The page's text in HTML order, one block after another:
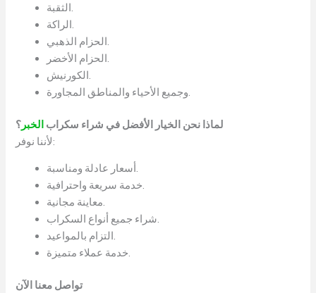
الثقبة.
الراكة.
الحزام الذهبي.
الحزام الأخضر.
الكورنيش.
وجميع الأحياء والمناطق المجاورة.
لماذا نحن الخيار الأفضل في شراء سكراب الخبر ؟
لأننا نوفر:
أسعار عادلة ومناسبة.
خدمة سريعة واحترافية.
معاينة مجانية.
شراء جميع أنواع السكراب.
التزام بالمواعيد.
خدمة عملاء متميزة.
تواصل معنا الآن